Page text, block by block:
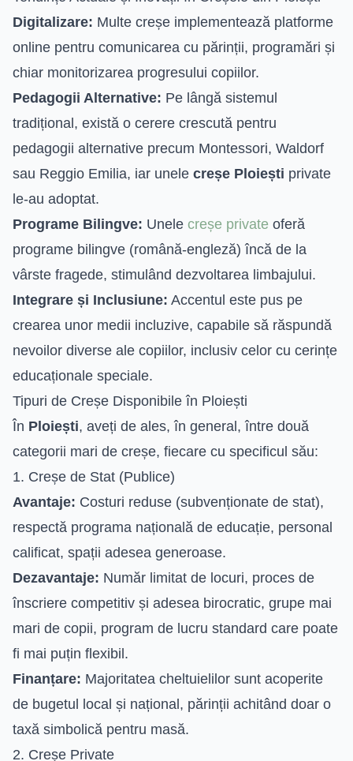
Digitalizare: Multe creșe implementează platforme
online pentru comunicarea cu părinții, programări și
chiar monitorizarea progresului copiilor.
Pedagogii Alternative: Pe lângă sistemul
tradițional, există o cerere crescută pentru
pedagogii alternative precum Montessori, Waldorf
sau Reggio Emilia, iar unele creșe Ploiești private
le-au adoptat.
Programe Bilingve: Unele creșe private oferă
programe bilingve (română-engleză) încă de la
vârste fragede, stimulând dezvoltarea limbajului.
Integrare și Inclusiune: Accentul este pus pe
crearea unor medii incluzive, capabile să răspundă
nevoilor diverse ale copiilor, inclusiv celor cu cerințe
educaționale speciale.
Tipuri de Creșe Disponibile în Ploiești
În Ploiești, aveți de ales, în general, între două
categorii mari de creșe, fiecare cu specificul său:
1. Creșe de Stat (Publice)
Avantaje: Costuri reduse (subvenționate de stat),
respectă programa națională de educație, personal
calificat, spații adesea generoase.
Dezavantaje: Număr limitat de locuri, proces de
înscriere competitiv și adesea birocratic, grupe mai
mari de copii, program de lucru standard care poate
fi mai puțin flexibil.
Finanțare: Majoritatea cheltuielilor sunt acoperite
de bugetul local și național, părinții achitând doar o
taxă simbolică pentru masă.
2. Creșe Private